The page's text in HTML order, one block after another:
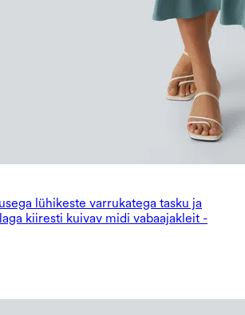
lühikeste varrukatega tasku ja
kiiresti kuivav midi vabaajakleit -